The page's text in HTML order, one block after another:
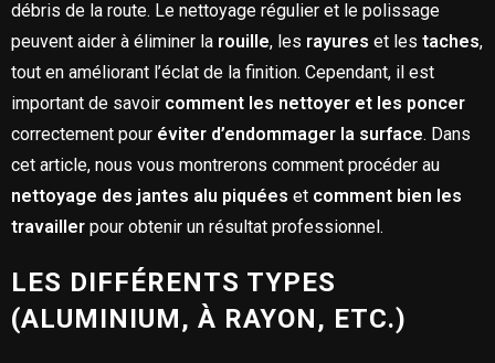
débris de la route. Le nettoyage régulier et le polissage
peuvent aider à éliminer la rouille, les rayures et les taches,
tout en améliorant l’éclat de la finition. Cependant, il est
important de savoir comment les nettoyer et les poncer
correctement pour éviter d’endommager la surface. Dans
cet article, nous vous montrerons comment procéder au
nettoyage des jantes alu piquées et comment bien les
travailler pour obtenir un résultat professionnel.
LES DIFFÉRENTS TYPES
(ALUMINIUM, À RAYON, ETC.)